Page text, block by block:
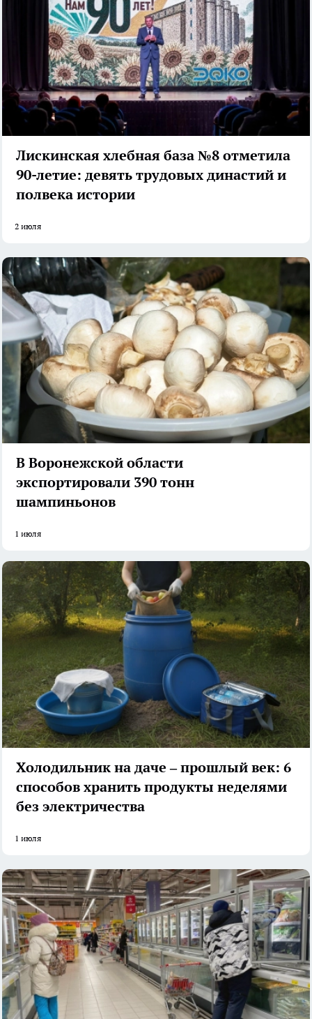
Лискинская хлебная база №8 отметила
90-летие: девять трудовых династий и
полвека истории
2 июля
В Воронежской области
экспортировали 390 тонн
шампиньонов
1 июля
Холодильник на даче – прошлый век: 6
способов хранить продукты неделями
без электричества
1 июля